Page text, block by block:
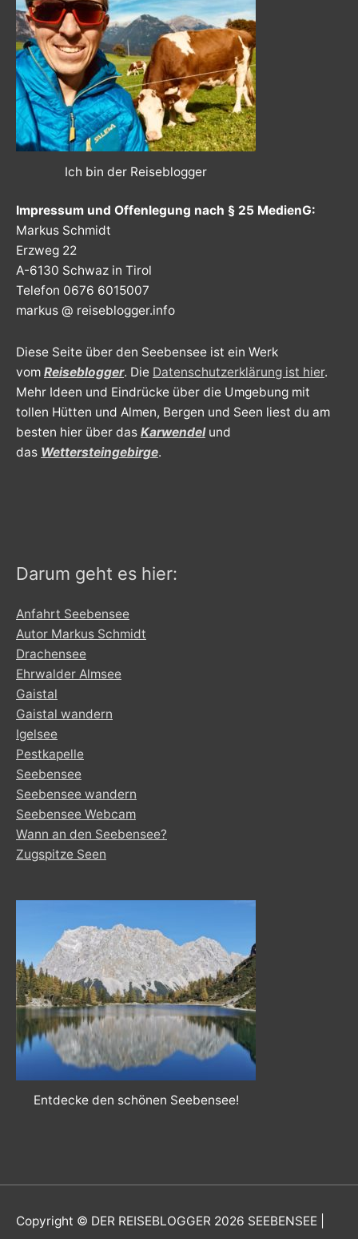
Ich bin der Reiseblogger
Impressum und Offenlegung nach § 25 MedienG:
Markus Schmidt
Erzweg 22
A-6130 Schwaz in Tirol
Telefon 0676 6015007
markus @ reiseblogger.info
Diese Seite über den Seebensee ist ein Werk
vom Reiseblogger. Die Datenschutzerklärung ist hier.
Mehr Ideen und Eindrücke über die Umgebung mit
tollen Hütten und Almen, Bergen und Seen liest du am
besten hier über das Karwendelund
das Wettersteingebirge.
Darum geht es hier:
Anfahrt Seebensee
Autor Markus Schmidt
Drachensee
Ehrwalder Almsee
Gaistal
Gaistal wandern
Igelsee
Pestkapelle
Seebensee
Seebensee wandern
Seebensee Webcam
Wann an den Seebensee?
Zugspitze Seen
Entdecke den schönen Seebensee!
Copyright © DER REISEBLOGGER 2026 SEEBENSEE